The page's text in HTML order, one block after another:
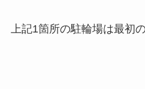
上記1箇所の駐輪場は最初